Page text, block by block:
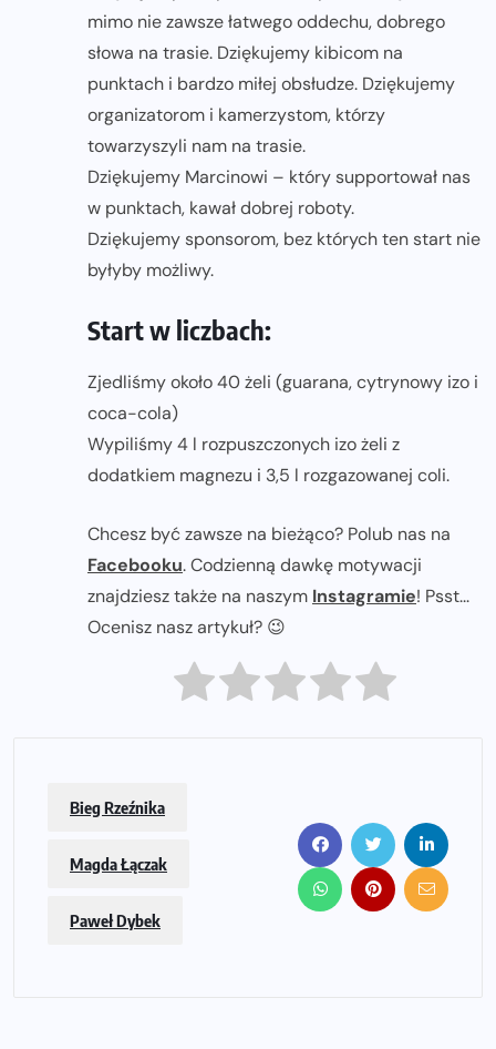
mimo nie zawsze łatwego oddechu, dobrego
słowa na trasie. Dziękujemy kibicom na
punktach i bardzo miłej obsłudze. Dziękujemy
organizatorom i kamerzystom, którzy
towarzyszyli nam na trasie.
Dziękujemy Marcinowi – który supportował nas
w punktach, kawał dobrej roboty.
Dziękujemy sponsorom, bez których ten start nie
byłyby możliwy.
Start w liczbach:
Zjedliśmy około 40 żeli (guarana, cytrynowy izo i
coca-cola)
Wypiliśmy 4 l rozpuszczonych izo żeli z
dodatkiem magnezu i 3,5 l rozgazowanej coli.
Chcesz być zawsze na bieżąco? Polub nas na
Facebooku. Codzienną dawkę motywacji
znajdziesz także na naszym Instagramie! Psst...
Ocenisz nasz artykuł? 😉
Bieg Rzeźnika
Magda Łączak
Paweł Dybek